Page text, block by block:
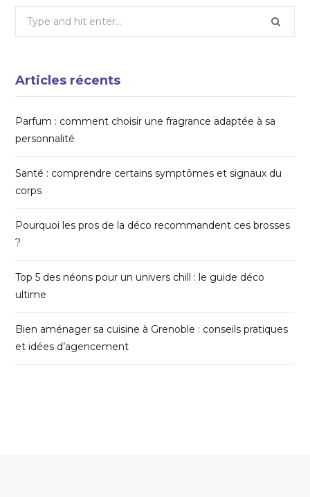
Search
Articles récents
Parfum : comment choisir une fragrance adaptée à sa
personnalité
Santé : comprendre certains symptômes et signaux du
corps
Pourquoi les pros de la déco recommandent ces brosses
?
Top 5 des néons pour un univers chill : le guide déco
ultime
Bien aménager sa cuisine à Grenoble : conseils pratiques
et idées d’agencement